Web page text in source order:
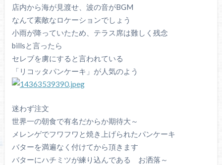
店内から海が見渡せ、波の音がBGM
なんて素敵なロケーションでしょう
小雨が降っていたため、テラス席は難しく残念
billsと言ったら
セレブを虜にすると言われている
「リコッタパンケーキ」が人気のよう
迷わず注文
世界一の朝食で有名だからか期待大～
メレンゲでフワフワと焼き上げられたパンケーキ
バターを満遍なく付けてから頂きます
バターにハチミツが練り込んである お洒落～